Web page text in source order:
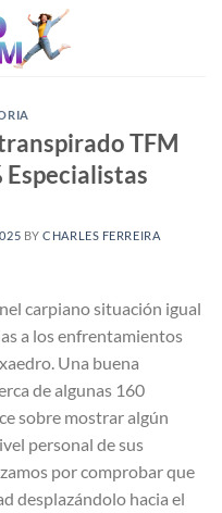
TFM
BYCHARLES FERREIRA
carpiano situación igual
a los enfrentamientos
Una buena
de algunas 160
sobre mostrar algún
personal de sus
por comprobar que
desplazándolo hacia el